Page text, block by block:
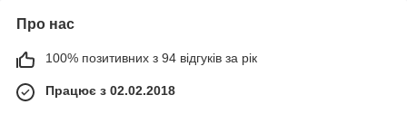
Про нас
100% позитивних з 94 відгуків за рік
Працює з 02.02.2018